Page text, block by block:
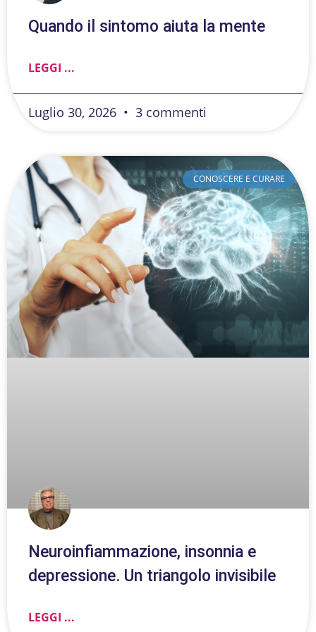
Quando il sintomo aiuta la mente
LEGGI ...
Luglio 30, 2026 3 commenti
CONOSCERE E CURARE
Neuroinfiammazione, insonnia e
depressione. Un triangolo invisibile
LEGGI ...